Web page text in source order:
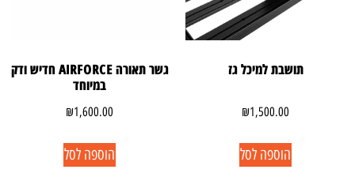
תושבת למיכל גז
₪1,500.00
הוספה לסל
גשר תאורה AIRFORCE חדיש ודק
במיוחד
₪1,600.00
הוספה לסל